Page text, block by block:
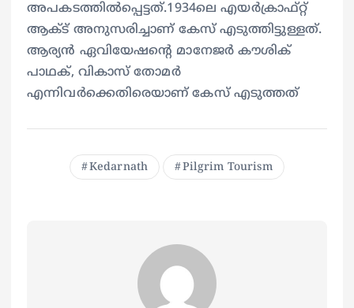
അപകടത്തിൽപ്പെട്ടത്.1934ലെ എയർക്രാഫ്റ്റ്
ആക്ട് അനുസരിച്ചാണ് കേസ് എടുത്തിട്ടുള്ളത്.
ആര്യൻ ഏവിയേഷന്റെ മാനേജർ കൗശിക്
പാഥക്, വികാസ് തോമർ
എന്നിവർക്കെതിരെയാണ് കേസ് എടുത്തത്
Kedarnath Pilgrim Tourism